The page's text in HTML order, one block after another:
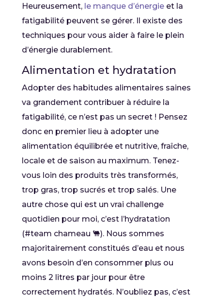
Heureusement,le manque d’énergieet la
fatigabilité peuvent se gérer. Il existe des
techniques pour vous aider à faire le plein
d’énergie durablement.
Alimentation et hydratation
Adopter des habitudes alimentaires saines
va grandement contribuer à réduire la
fatigabilité, ce n’est pas un secret ! Pensez
donc en premier lieu à adopter une
alimentation équilibrée et nutritive, fraîche,
locale et de saison au maximum. Tenez-
vous loin des produits très transformés,
trop gras, trop sucrés et trop salés. Une
autre chose qui est un vrai challenge
quotidien pour moi, c’est l’hydratation
(#team chameau 🐫). Nous sommes
majoritairement constitués d’eau et nous
avons besoin d’en consommer plus ou
moins 2 litres par jour pour être
correctement hydratés. N’oubliez pas, c’est